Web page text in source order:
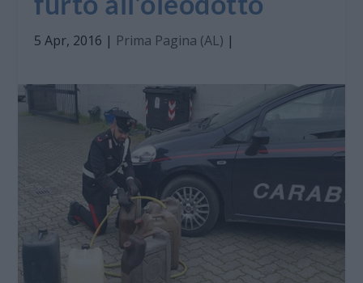
5 Apr, 2016 | Prima Pagina (AL) |